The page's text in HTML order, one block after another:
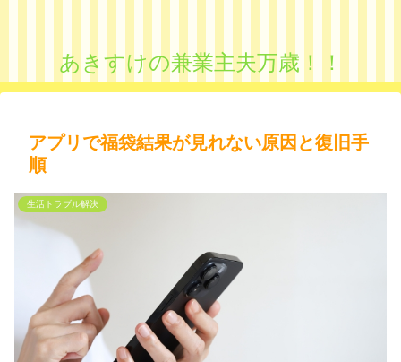
あきすけの兼業主夫万歳！！
アプリで福袋結果が見れない原因と復旧手
順
生活トラブル解決